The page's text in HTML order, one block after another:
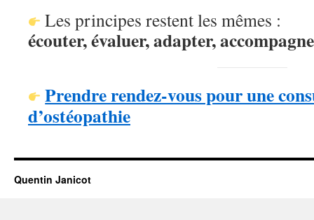
Les principes restent les mêmes :
écouter, évaluer, adapter,
Prendre rendez-vous pour une
d’ostéopathie
Quentin Janicot